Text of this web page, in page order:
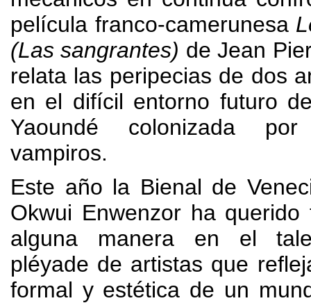
película franco-camerunesa
(Las sangrantes) de Jean
relata las peripecias de dos
en el difícil entorno futuro
Yaoundé colonizada
vampiros.
Este año la Bienal de
Okwui Enwenzor ha querido
alguna manera en el
pléyade de artistas que
formal y estética de un